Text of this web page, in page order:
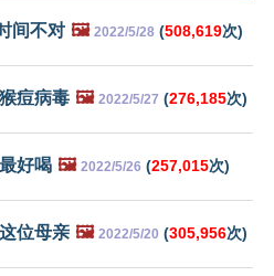
间不对 🖼️ 2022/5/28 (508,619次)
痘病毒 🖼️ 2022/5/27 (276,185次)
好喝 🖼️ 2022/5/26 (257,015次)
位母亲 🖼️ 2022/5/20 (305,956次)